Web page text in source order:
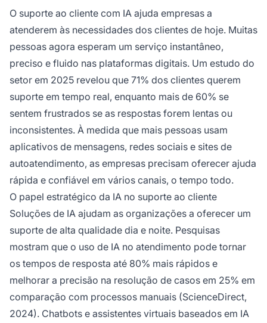
O suporte ao cliente com IA ajuda empresas a
atenderem às necessidades dos clientes de hoje. Muitas
pessoas agora esperam um serviço instantâneo,
preciso e fluido nas plataformas digitais. Um estudo do
setor em 2025 revelou que 71% dos clientes querem
suporte em tempo real, enquanto mais de 60% se
sentem frustrados se as respostas forem lentas ou
inconsistentes. À medida que mais pessoas usam
aplicativos de mensagens, redes sociais e sites de
autoatendimento, as empresas precisam oferecer ajuda
rápida e confiável em vários canais, o tempo todo.
O papel estratégico da IA no suporte ao cliente
Soluções de IA ajudam as organizações a oferecer um
suporte de alta qualidade dia e noite. Pesquisas
mostram que o uso de IA no atendimento pode tornar
os tempos de resposta até 80% mais rápidos e
melhorar a precisão na resolução de casos em 25% em
comparação com processos manuais (ScienceDirect,
2024). Chatbots e assistentes virtuais baseados em IA